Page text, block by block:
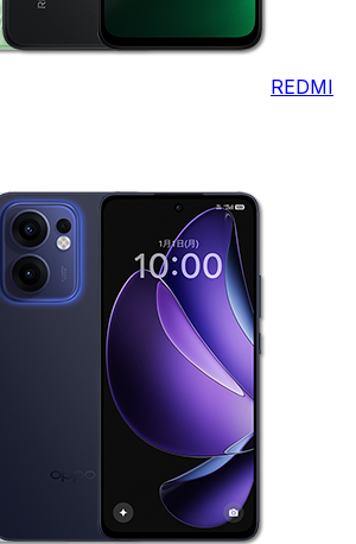
REDMI